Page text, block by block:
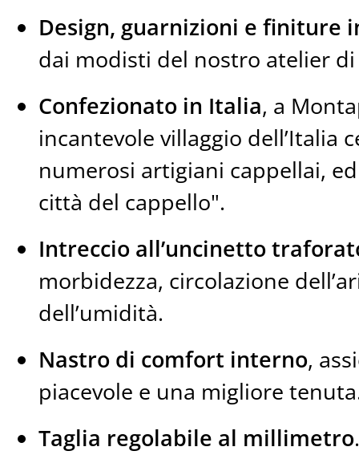
Design, guarnizioni e finiture
dai modisti del nostro atelier di
Confezionato in Italia, a
incantevole villaggio dell’Italia
numerosi artigiani cappellai,
città del cappello".
Intreccio all’uncinetto
morbidezza, circolazione
dell’umidità.
Nastro di comfort interno,
piacevole e una migliore
Taglia regolabile al millimetro